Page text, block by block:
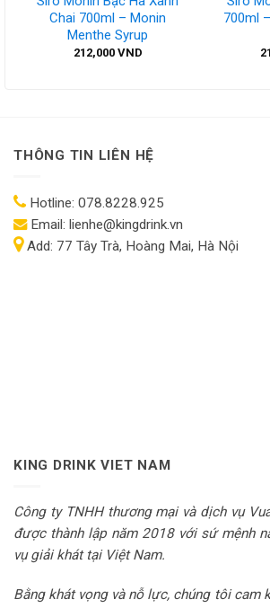
Chai 700ml – Monin
Menthe Syrup
212,000 VND
700ml
THÔNG TIN LIÊN HỆ
Hotline: 078.8228.925
Email: lienhe@kingdrink.vn
Add: 77 Tây Trà, Hoàng Mai, Hà Nội
KING DRINK VIET NAM
Công ty TNHH thương mại và dịch vụ
được thành lập năm 2018 với sứ mệnh
vụ giải khát tại Việt Nam.
Bằng khát vọng và nỗ lực, chúng tôi cam